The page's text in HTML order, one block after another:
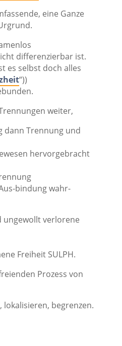
eine Ganze
differenzierbar ist.
es selbst doch alles
“))
weiter,
dann Trennung und
hervorgebracht
bindung wahr-
ungewollt verlorene
Freiheit SULPH.
Prozess von
lokalisieren, begrenzen.